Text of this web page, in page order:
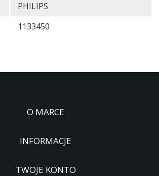
PHILIPS
1133450
O MARCE
INFORMACJE
TWOJE KONTO